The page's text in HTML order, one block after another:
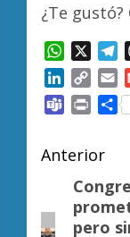
¿Te
LinkedIn
Copy
Link
TeamsPrint
Anterior
Entrada
anterior:
pero